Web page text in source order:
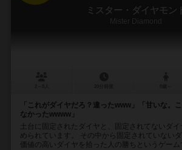
ミスター・ダイヤモン
Mister Diamond
「これがダイヤだろ？違ったwww」「甘いな。
なかったwwww」
土台に固定されたダイヤと、固定されてないダ
められています。 その中から固定されていない
価値の高いダイヤを拾った人の勝ちというゲーム